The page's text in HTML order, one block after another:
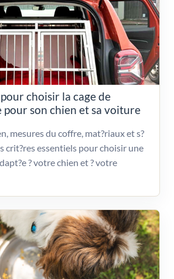
choisir la cage de
son chien et sa voiture
mesures du coffre, mat?riaux et s?
crit?res essentiels pour choisir une
? votre chien et ? votre